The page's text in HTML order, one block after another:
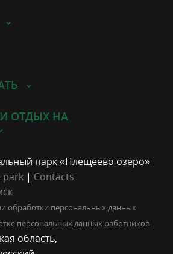
ОТДЫХ НА
парк «Плещеево озеро»
park | Contacts
обработки персональных данных
персональных данных работников
область,